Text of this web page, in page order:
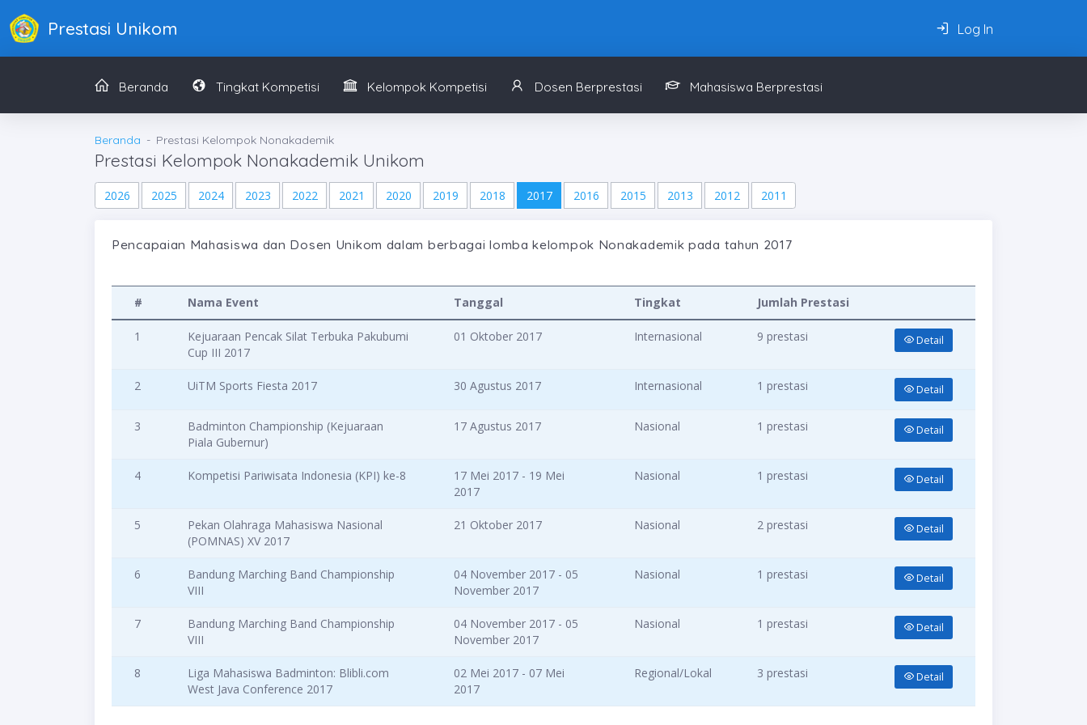
Prestasi Unikom Log In
Beranda Tingkat Kompetisi Kelompok Kompetisi Dosen Berprestasi Mahasiswa Berprestasi
Beranda Prestasi Kelompok Nonakademik
Prestasi Kelompok Nonakademik Unikom
2026 2025 2024 2023 2022 2021 2020 2019 2018 2017 2016 2015 2013 2012 2011
Pencapaian Mahasiswa dan Dosen Unikom dalam berbagai lomba kelompok Nonakademik pada tahun 2017
# Nama Event Tanggal Tingkat Jumlah Prestasi
1
Kejuaraan Pencak Silat Terbuka Pakubumi
Cup III 2017
01 Oktober 2017 Internasional 9 prestasi Detail
2 UiTM Sports Fiesta 2017 30 Agustus 2017 Internasional 1 prestasi Detail
3
Badminton Championship (Kejuaraan
Piala Gubernur)
17 Agustus 2017 Nasional 1 prestasi Detail
4 Kompetisi Pariwisata Indonesia (KPI) ke-8
17 Mei 2017 - 19 Mei
2017
Nasional 1 prestasi Detail
5
Pekan Olahraga Mahasiswa Nasional
(POMNAS) XV 2017
21 Oktober 2017 Nasional 2 prestasi Detail
6
Bandung Marching Band Championship
VIII
04 November 2017 - 05
November 2017
Nasional 1 prestasi Detail
7
Bandung Marching Band Championship
VIII
04 November 2017 - 05
November 2017
Nasional 1 prestasi Detail
8
Liga Mahasiswa Badminton: Blibli.com
West Java Conference 2017
02 Mei 2017 - 07 Mei
2017
Regional/Lokal 3 prestasi Detail